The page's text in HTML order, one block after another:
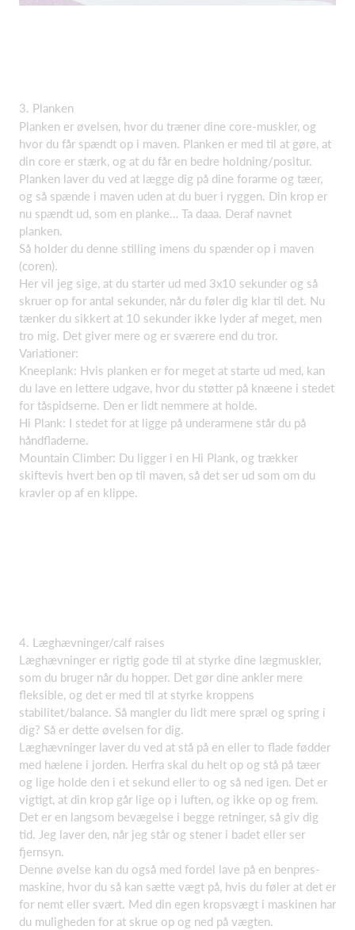
3. Planken
Planken er øvelsen, hvor du træner dine core-muskler, og
hvor du får spændt op i maven. Planken er med til at gøre, at
din core er stærk, og at du får en bedre holdning/positur.
Planken laver du ved at lægge dig på dine forarme og tæer,
og så spænde i maven uden at du buer i ryggen. Din krop er
nu spændt ud, som en planke… Ta daaa. Deraf navnet
planken.
Så holder du denne stilling imens du spænder op i maven
(coren).
Her vil jeg sige, at du starter ud med 3x10 sekunder og så
skruer op for antal sekunder, når du føler dig klar til det. Nu
tænker du sikkert at 10 sekunder ikke lyder af meget, men
tro mig. Det giver mere og er sværere end du tror.
Variationer:
Kneeplank: Hvis planken er for meget at starte ud med, kan
du lave en lettere udgave, hvor du støtter på knæene i stedet
for tåspidserne. Den er lidt nemmere at holde.
Hi Plank: I stedet for at ligge på underarmene står du på
håndfladerne.
Mountain Climber: Du ligger i en Hi Plank, og trækker
skiftevis hvert ben op til maven, så det ser ud som om du
kravler op af en klippe.
4. Læghævninger/calf raises
Læghævninger er rigtig gode til at styrke dine lægmuskler,
som du bruger når du hopper. Det gør dine ankler mere
fleksible, og det er med til at styrke kroppens
stabilitet/balance. Så mangler du lidt mere spræl og spring i
dig? Så er dette øvelsen for dig.
Læghævninger laver du ved at stå på en eller to flade fødder
med hælene i jorden. Herfra skal du helt op og stå på tæer
og lige holde den i et sekund eller to og så ned igen. Det er
vigtigt, at din krop går lige op i luften, og ikke op og frem.
Det er en langsom bevægelse i begge retninger, så giv dig
tid. Jeg laver den, når jeg står og stener i badet eller ser
fjernsyn.
Denne øvelse kan du også med fordel lave på en benpres-
maskine, hvor du så kan sætte vægt på, hvis du føler at det er
for nemt eller svært. Med din egen kropsvægt i maskinen har
du muligheden for at skrue op og ned på vægten.